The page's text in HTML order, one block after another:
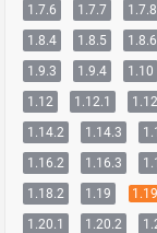
1.7.6
1.7.7 1.7.8
1.8.4
1.8.5 1.8.6
1.9.3
1.9.4 1.10
1.12
1.12.1
1.14.2
1.14.3
1.16.2
1.16.3
1.18.2
1.19
1.20.1
1.20.2